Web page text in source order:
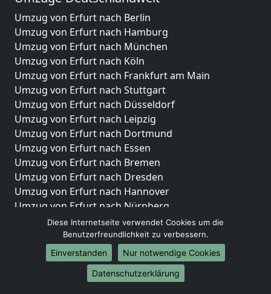
Umzug von Erfurt nach Berlin
Umzug von Erfurt nach Hamburg
Umzug von Erfurt nach München
Umzug von Erfurt nach Köln
Umzug von Erfurt nach Frankfurt am Main
Umzug von Erfurt nach Stuttgart
Umzug von Erfurt nach Düsseldorf
Umzug von Erfurt nach Leipzig
Umzug von Erfurt nach Dortmund
Umzug von Erfurt nach Essen
Umzug von Erfurt nach Bremen
Umzug von Erfurt nach Dresden
Umzug von Erfurt nach Hannover
Umzug von Erfurt nach Nürnberg
Umzug von Erfurt nach Duisburg
Umzug von Erfurt nach Bochum
Umzug von Erfurt nach Wuppertal
Umzug von Erfurt nach Bielefeld
Umzug von Erfurt nach Bonn
Diese Internetseite verwendet Cookies um die
Benutzerfreundlichkeit zu verbessern.
Einverstanden
Nur notwendige Cookies
Datenschutzerklärung